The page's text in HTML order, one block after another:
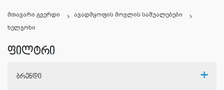
მთავარი გვერდი
ავადმყოფის მოვლის საშუალებები
ხელჯოხი
ფილტრი
ბრენდი